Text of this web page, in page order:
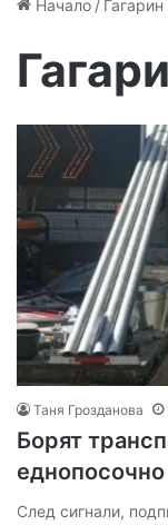
Начало / Гагарин
Таня Грозданова
Борят
След сигнали,